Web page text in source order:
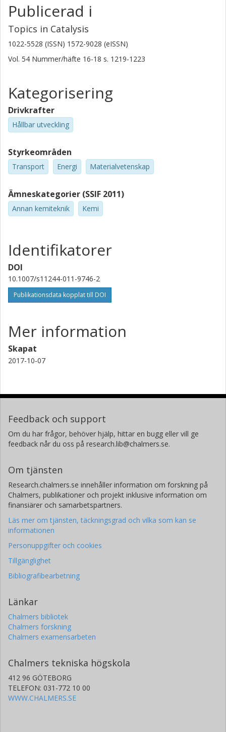
Publicerad i
Topics in Catalysis
1022-5528 (ISSN) 1572-9028 (eISSN)
Vol. 54 Nummer/häfte 16-18 s. 1219-1223
Kategorisering
Drivkrafter
Hållbar utveckling
Styrkeområden
Transport Energi Materialvetenskap
Ämneskategorier (SSIF 2011)
Annan kemiteknik Kemi
Identifikatorer
DOI
10.1007/s11244-011-9746-2
Publikationsdata kopplat till DOI
Mer information
Skapat
2017-10-07
Feedback och support
Om du har frågor, behöver hjälp, hittar en bugg eller vill ge
feedback når du oss på research.lib@chalmers.se.
Om tjänsten
Research.chalmers.se innehåller information om forskning på
Chalmers, publikationer och projekt inklusive information om
finansiärer och samarbetspartners.
Läs mer om tjänsten, täckningsgrad och vilka som kan se
informationen
Personuppgifter och cookies
Tillgänglighet
Bibliografibearbetning
Länkar
Chalmers bibliotek
Chalmers forskning
Chalmers examensarbeten
Chalmers tekniska högskola
412 96 GÖTEBORG
TELEFON: 031-772 10 00
WWW.CHALMERS.SE